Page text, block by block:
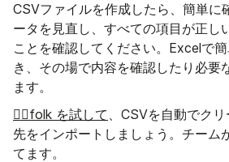
CSVファイルを作成したら、簡単に
ータを見直し、すべての項目が正し
ことを確認してください。Excelで
き、その場で内容を確認したり必要
ます。
👉🏼folk を試して
、CSVを自動でク
先をインポートしましょう。チーム
てます。